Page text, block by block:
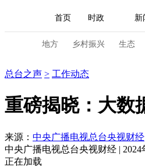
首页 时政 新
人民领袖习近平
直播 栏目大全
海外频道 iPanda
地方 乡村振兴 生态
新闻 国内 国际
人民领袖习近平
总台之声 > 工作动态
重磅揭晓：大数
来源： 中央广播电视总台央视财经
中央广播电视总台央视财经 | 2024
正在加载